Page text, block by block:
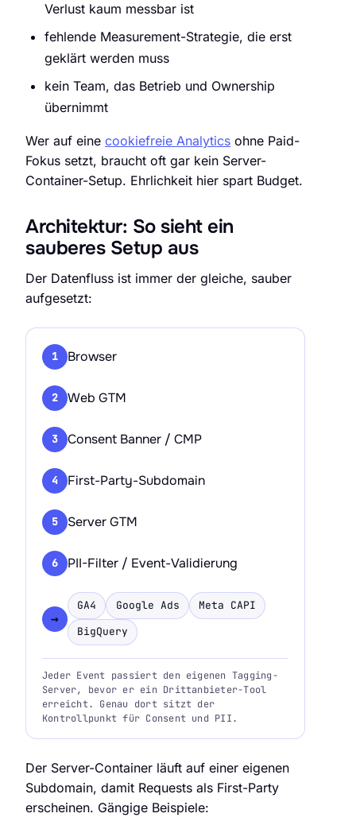
Verlust kaum messbar ist
fehlende Measurement-Strategie, die erst
geklärt werden muss
kein Team, das Betrieb und Ownership
übernimmt
Wer auf eine cookiefreie Analytics ohne Paid-
Fokus setzt, braucht oft gar kein Server-
Container-Setup. Ehrlichkeit hier spart Budget.
Architektur: So sieht ein
sauberes Setup aus
Der Datenfluss ist immer der gleiche, sauber
aufgesetzt:
1 Browser
2 Web GTM
3 Consent Banner / CMP
4 First-Party-Subdomain
5 Server GTM
6 PII-Filter / Event-Validierung
→
GA4 Google Ads
Meta CAPI
BigQuery
Jeder Event passiert den eigenen Tagging-
Server, bevor er ein Drittanbieter-Tool
erreicht. Genau dort sitzt der
Kontrollpunkt für Consent und PII.
Der Server-Container läuft auf einer eigenen
Subdomain, damit Requests als First-Party
erscheinen. Gängige Beispiele: